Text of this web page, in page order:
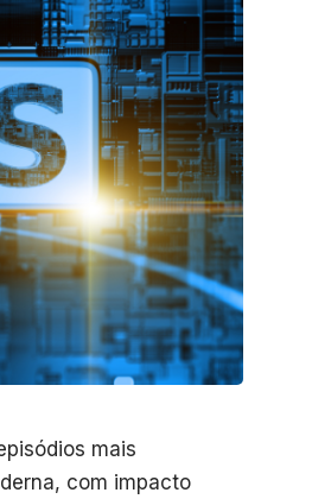
mais
com impacto